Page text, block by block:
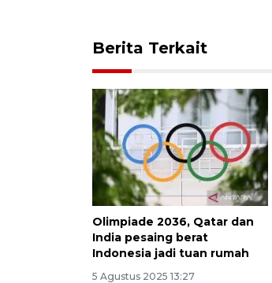
Berita Terkait
Olimpiade 2036, Qatar dan
India pesaing berat
Indonesia jadi tuan rumah
5 Agustus 2025 13:27